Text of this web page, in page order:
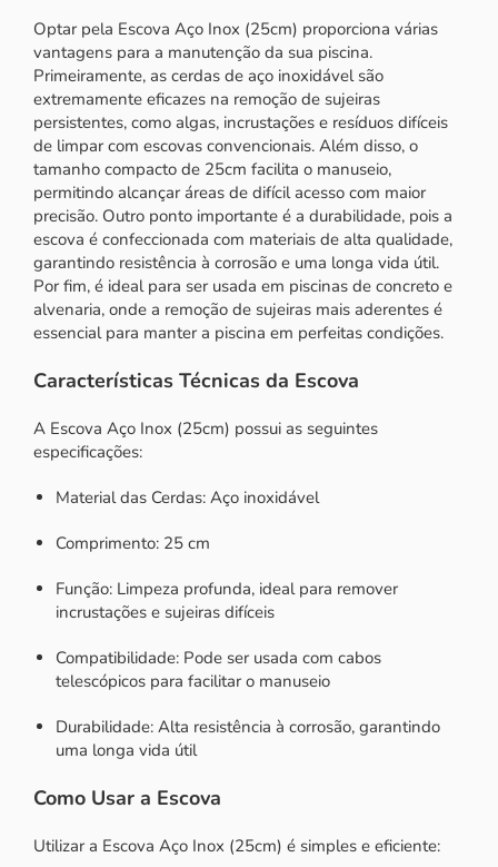
Optar pela Escova Aço Inox (25cm) proporciona várias
vantagens para a manutenção da sua piscina.
Primeiramente, as cerdas de aço inoxidável são
extremamente eficazes na remoção de sujeiras
persistentes, como algas, incrustações e resíduos difíceis
de limpar com escovas convencionais. Além disso, o
tamanho compacto de 25cm facilita o manuseio,
permitindo alcançar áreas de difícil acesso com maior
precisão. Outro ponto importante é a durabilidade, pois a
escova é confeccionada com materiais de alta qualidade,
garantindo resistência à corrosão e uma longa vida útil.
Por fim, é ideal para ser usada em piscinas de concreto e
alvenaria, onde a remoção de sujeiras mais aderentes é
essencial para manter a piscina em perfeitas condições.
Características Técnicas da Escova
A Escova Aço Inox (25cm) possui as seguintes
especificações:
Material das Cerdas: Aço inoxidável
Comprimento: 25 cm
Função: Limpeza profunda, ideal para remover
incrustações e sujeiras difíceis
Compatibilidade: Pode ser usada com cabos
telescópicos para facilitar o manuseio
Durabilidade: Alta resistência à corrosão, garantindo
uma longa vida útil
Como Usar a Escova
Utilizar a Escova Aço Inox (25cm) é simples e eficiente: